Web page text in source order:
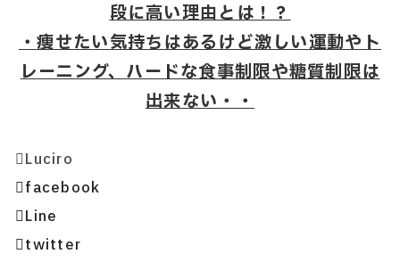
段に高い理由とは！？
・痩せたい気持ちはあるけど激しい運動やト
レーニング、ハードな食事制限や糖質制限は
出来ない・・
Luciro
facebook
Line
twitter